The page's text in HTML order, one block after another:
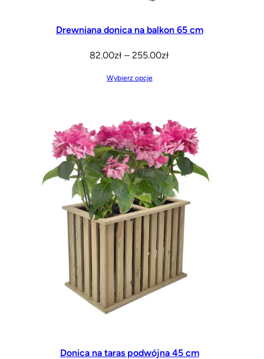
Drewniana donica na balkon 65 cm
82.00zł – 255.00złZakres
do
255.00zł
Wybierz opcje
Donica na taras podwójna 45 cm